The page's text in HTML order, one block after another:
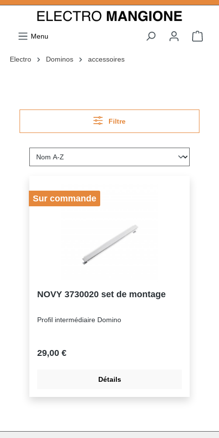
Menu
Electro Dominos accessoires
Filtre
Sur commande
NOVY 3730020 set de montage
Profil intermédiaire Domino
29,00 €
Détails